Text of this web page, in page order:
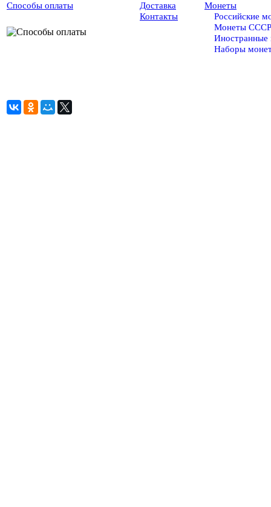
Способы оплаты
Доставка
Контакты
Монеты
Российские
Монеты СССР
Иностранные
Наборы